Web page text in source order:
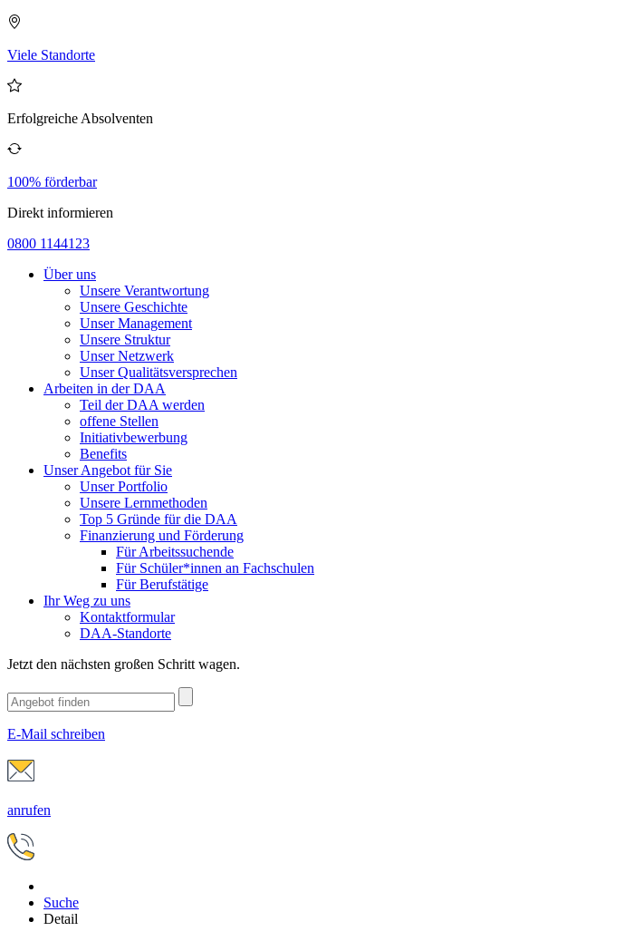
Viele Standorte
Erfolgreiche Absolventen
100% förderbar
Direkt informieren
0800 1144123
Über uns
Unsere Verantwortung
Unsere Geschichte
Unser Management
Unsere Struktur
Unser Netzwerk
Unser Qualitätsversprechen
Arbeiten in der DAA
Teil der DAA werden
offene Stellen
Initiativbewerbung
Benefits
Unser Angebot für Sie
Unser Portfolio
Unsere Lernmethoden
Top 5 Gründe für die DAA
Finanzierung und Förderung
Für Arbeitssuchende
Für Schüler*innen an Fachschulen
Für Berufstätige
Ihr Weg zu uns
Kontaktformular
DAA-Standorte
Jetzt den nächsten großen Schritt wagen.
E-Mail schreiben
anrufen
Suche
Detail